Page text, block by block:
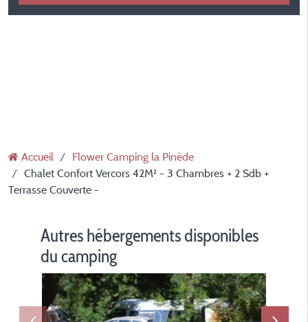
Accueil
Flower Camping la Pinède
Chalet Confort Vercors 42M² - 3 Chambres + 2 Sdb +
Terrasse Couverte -
Autres hébergements disponibles
du camping